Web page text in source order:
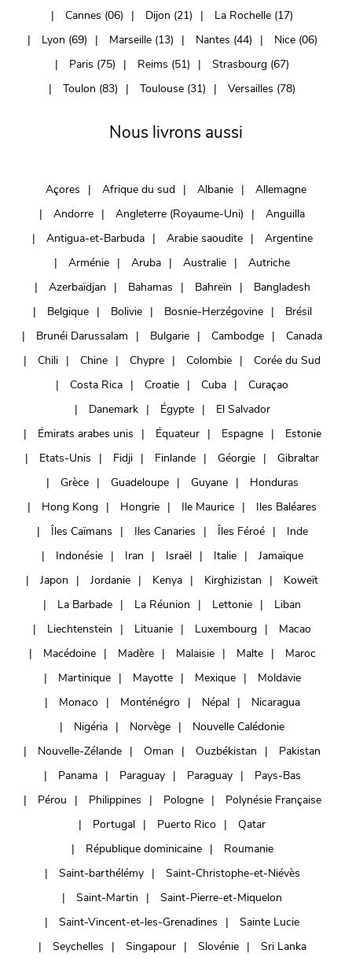
Cannes (06)
Dijon (21)
La Rochelle (17)
Lyon (69)
Marseille (13) Nantes (44)
Nice (06)
Paris (75)
Reims (51)
Strasbourg (67)
Toulon (83)
Toulouse (31) Versailles (78)
Nous livrons aussi
Açores Afrique du sud Albanie
Allemagne
Andorre
Angleterre (Royaume-Uni)
Anguilla
Antigua-et-Barbuda
Arabie saoudite
Argentine
Arménie
Aruba Australie
Autriche
Azerbaïdjan
Bahamas Bahreïn
Bangladesh
Belgique
Bolivie Bosnie-Herzégovine
Brésil
Brunéi Darussalam
Bulgarie Cambodge
Canada
Chili
Chine Chypre Colombie
Corée du Sud
Costa Rica
Croatie Cuba
Curaçao
Danemark
Égypte
El Salvador
Émirats arabes unis
Équateur Espagne
Estonie
Etats-Unis
Fidji Finlande Géorgie
Gibraltar
Grèce
Guadeloupe Guyane
Honduras
Hong Kong
Hongrie Ile Maurice
Iles Baléares
Îles Caïmans
Iles Canaries Îles Féroé
Inde
Indonésie
Iran Israël Italie
Jamaïque
Japon
Jordanie Kenya Kirghizistan
Koweït
La Barbade
La Réunion Lettonie
Liban
Liechtenstein
Lituanie Luxembourg
Macao
Macédoine
Madère Malaisie Malte
Maroc
Martinique
Mayotte Mexique
Moldavie
Monaco
Monténégro Népal
Nicaragua
Nigéria
Norvège
Nouvelle Calédonie
Nouvelle-Zélande
Oman Ouzbékistan
Pakistan
Panama
Paraguay Paraguay
Pays-Bas
Pérou
Philippines Pologne
Polynésie Française
Portugal
Puerto Rico
Qatar
République dominicaine
Roumanie
Saint-barthélémy
Saint-Christophe-et-Niévès
Saint-Martin
Saint-Pierre-et-Miquelon
Saint-Vincent-et-les-Grenadines
Sainte Lucie
Seychelles
Singapour Slovénie Sri Lanka